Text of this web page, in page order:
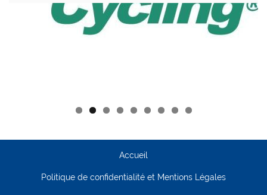
Accueil
Politique de confidentialité et Mentions Légales